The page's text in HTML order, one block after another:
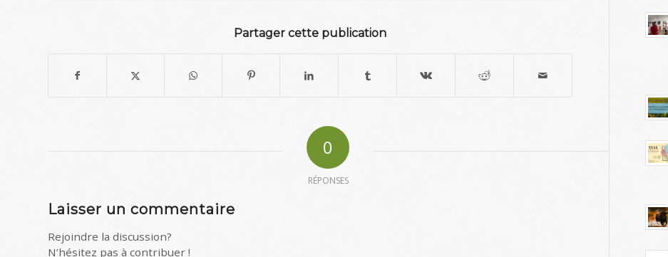
Partager cette publication
0
RÉPONSES
Laisser un commentaire
Rejoindre la discussion?
N’hésitez pas à contribuer !